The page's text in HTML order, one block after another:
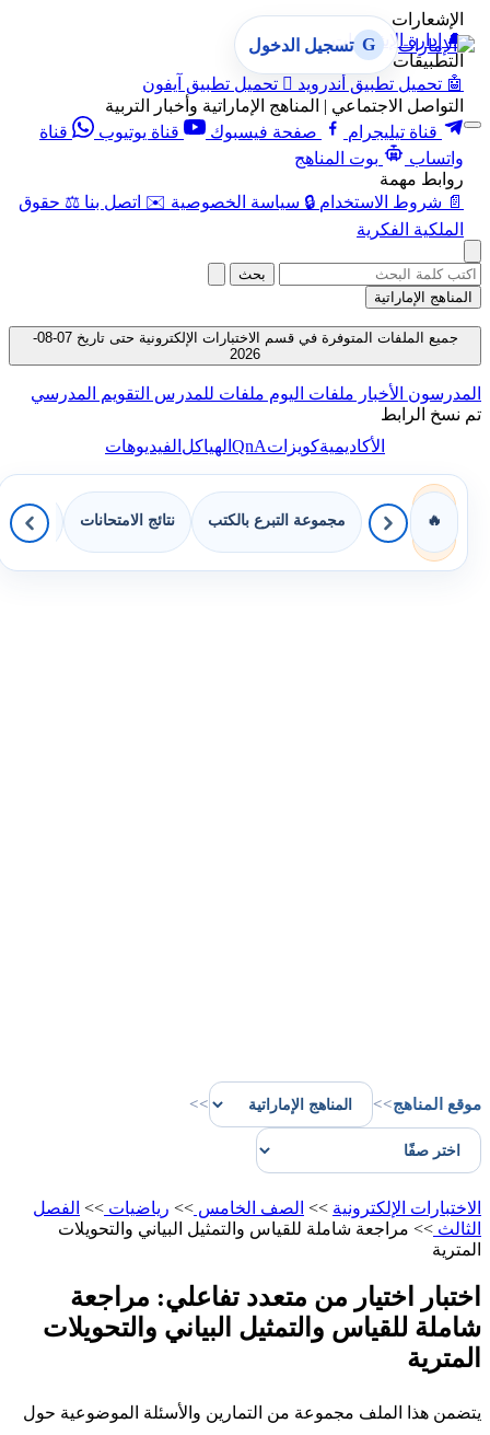
الإشعارات
🔔 إدارة الإشعارات
التطبيقات
🤖 تحميل تطبيق أندرويد  تحميل تطبيق آيفون
التواصل الاجتماعي | المناهج الإماراتية وأخبار التربية
قناة تيليجرام
صفحة فيسبوك قناة يوتيوب
قناة
واتساب
بوت المناهج
روابط مهمة
📄 شروط الاستخدام 🔒 سياسة الخصوصية ✉️ اتصل بنا ⚖️ حقوق
الملكية الفكرية
G تسجيل الدخول
بحث
المناهج الإماراتية
جميع الملفات المتوفرة في قسم الاختبارات الإلكترونية حتى تاريخ 07-08-
2026
المدرسون الأخبار ملفات اليوم ملفات للمدرس التقويم المدرسي
تم نسخ الرابط
الأكاديميةكويزاتQnAالهياكل الفيديوهات
🔥 مجموعة التبرع بالكتب نتائج الامتحانات
موقع المناهج>>
>>
الاختبارات الإلكترونية >> الصف الخامس >> رياضيات >> الفصل
الثالث >> مراجعة شاملة للقياس والتمثيل البياني والتحويلات
المترية
اختبار اختيار من متعدد تفاعلي: مراجعة
شاملة للقياس والتمثيل البياني والتحويلات
المترية
يتضمن هذا الملف مجموعة من التمارين والأسئلة الموضوعية حول